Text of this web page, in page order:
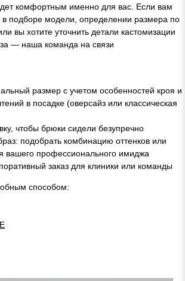
комфортным именно для вас. Если вам
подборе модели, определении размера по
вы хотите уточнить детали кастомизации
— наша команда на связи
размер с учетом особенностей кроя и
в посадке (оверсайз или классическая
чтобы брюки сидели безупречно
подобрать комбинацию оттенков или
вашего профессионального имиджа
заказ для клиники или команды
способом: